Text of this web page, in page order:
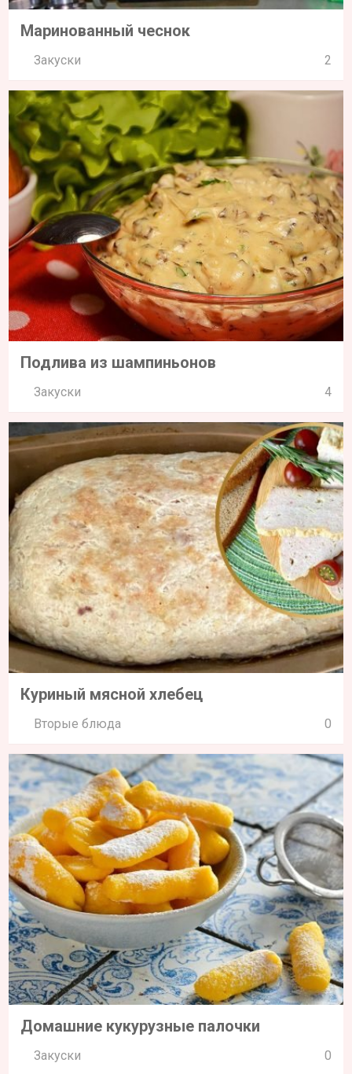
Маринованный чеснок
Закуски 2
Подлива из шампиньонов
Закуски 4
Куриный мясной хлебец
Вторые блюда 0
Домашние кукурузные палочки
Закуски 0